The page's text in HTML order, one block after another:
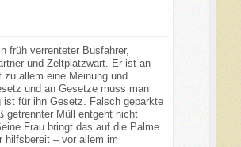
früh verrenteter Busfahrer,
und Zeltplatzwart. Er ist an
allem eine Meinung und
und an Gesetze muss man
ist für ihn Gesetz. Falsch geparkte
getrennter Müll entgeht nicht
Frau bringt das auf die Palme.
hilfsbereit – vor allem im